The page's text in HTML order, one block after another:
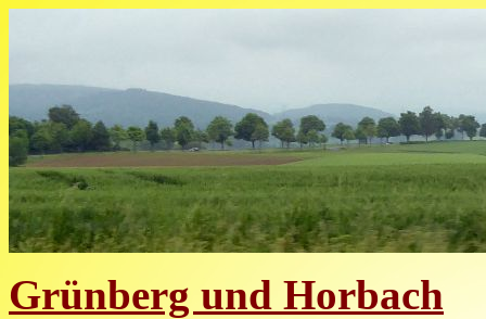
Grünberg und Horbach